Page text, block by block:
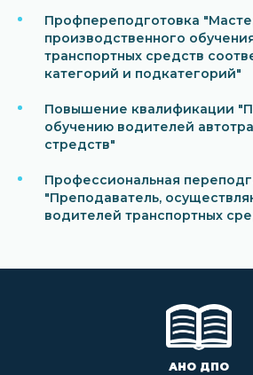
Профпереподготовка
производственного
транспортных средств
категорий и подкатегорий"
Повышение квалификации
обучению водителей
стредств"
Профессиональная
"Преподаватель,
водителей транспортных
АНО ДПО